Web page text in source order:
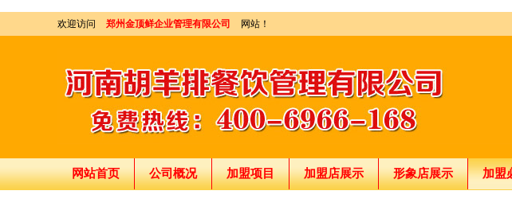
欢迎访问 郑州金顶鲜企业管理有限公司 网站！
网站首页 公司概况 加盟项目 加盟店展示 形象店展示 加盟